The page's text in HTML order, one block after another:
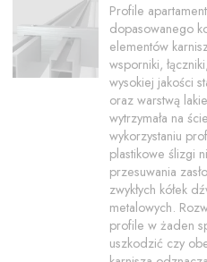
Profile
dopasowanego
elementów
wsporniki,
wysokiej jakości
oraz warstwą
wytrzymała na
wykorzystaniu
plastikowe ślizgi
przesuwania
zwykłych kółek
metalowych.
profile w żaden
uszkodzić czy